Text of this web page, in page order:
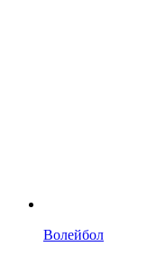
Волейбол